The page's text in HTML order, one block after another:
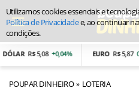
R$ 5,08 +0,04% EURO R$ 5,87 0,00%
POUPAR DINHEIRO LOTERIA
Utilizamos cookies essenciais e
Política de Privacidadee, ao continuar
condições.